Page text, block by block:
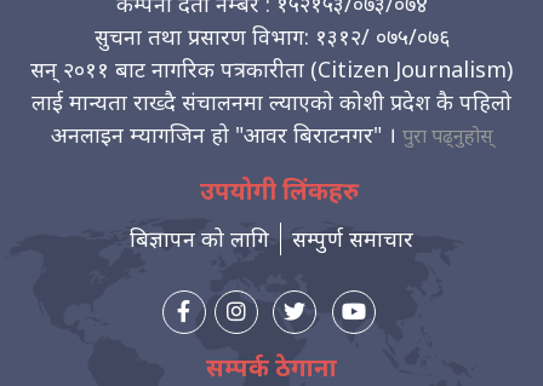
सुचना तथा प्रसारण विभाग: १३१२/ ०७५/०७६
सन् २०११ बाट नागरिक पत्रकारीता (Citizen Journalism)
लाई मान्यता राख्दै संचालनमा ल्याएको कोशी प्रदेश कै पहिलो
अनलाइन म्यागजिन हो "आवर बिराटनगर" । पुरा पढ्नुहोस्
उपयोगी लिंकहरु
बिज्ञापन को लागि सम्पुर्ण समाचार
सम्पर्क ठेगाना